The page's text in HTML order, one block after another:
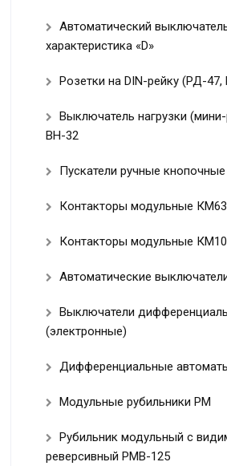
Автоматический
характеристика «D»
Розетки на DIN-рейку (РД-47,
Выключатель нагрузки
ВН-32
Пускатели ручные
Контакторы модульные КМ63
Контакторы модульные
Автоматические
Выключатели
(электронные)
Дифференциальные
Модульные рубильники РМ
Рубильник модульный с
реверсивный РМВ-125